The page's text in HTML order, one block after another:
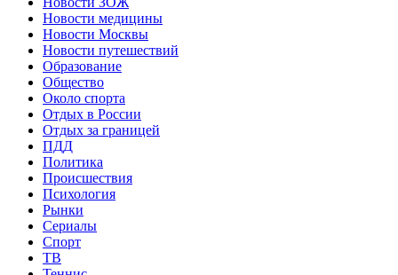
Новости медицины
Новости Москвы
Новости путешествий
Образование
Общество
Около спорта
Отдых в России
Отдых за границей
ПДД
Политика
Происшествия
Психология
Рынки
Сериалы
Спорт
ТВ